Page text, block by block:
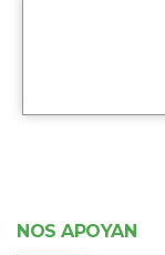
NOS APOYAN